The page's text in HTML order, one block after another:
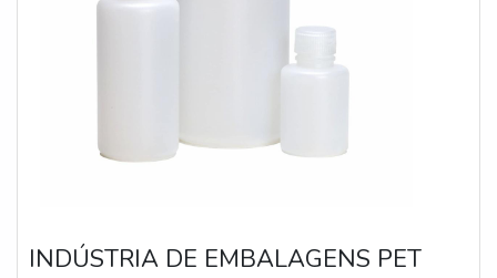
INDÚSTRIA DE EMBALAGENS PET